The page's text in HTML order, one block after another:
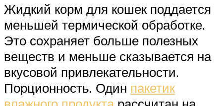
Жидкий корм для кошек поддается
меньшей термической обработке.
Это сохраняет больше полезных
веществ и меньше сказывается на
вкусовой привлекательности.
Порционность. Один пакетик